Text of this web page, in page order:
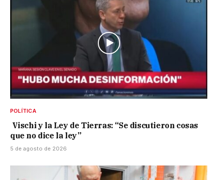
POLÍTICA
Vischi y la Ley de Tierras: “Se discutieron cosas
que no dice la ley”
5 de agosto de 2026